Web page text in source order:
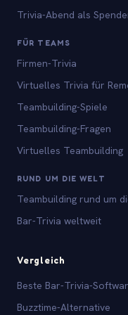
Trivia-Abend als
FÜR TEAMS
Firmen-Trivia
Virtuelles Trivia für
Teambuilding-Spiele
Teambuilding-Fragen
Virtuelles Teambuilding
RUND UM DIE WELT
Teambuilding rund um
Bar-Trivia weltweit
Vergleich
Beste Bar-Trivia-
Buzztime-Alternative